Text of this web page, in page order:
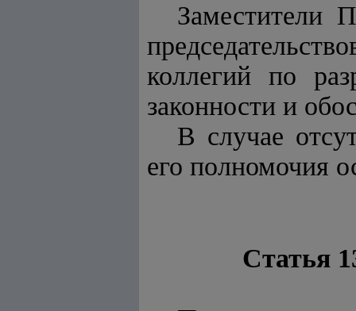
Заместители
коллегий по
законности и
В случае
его полномочия
Статья